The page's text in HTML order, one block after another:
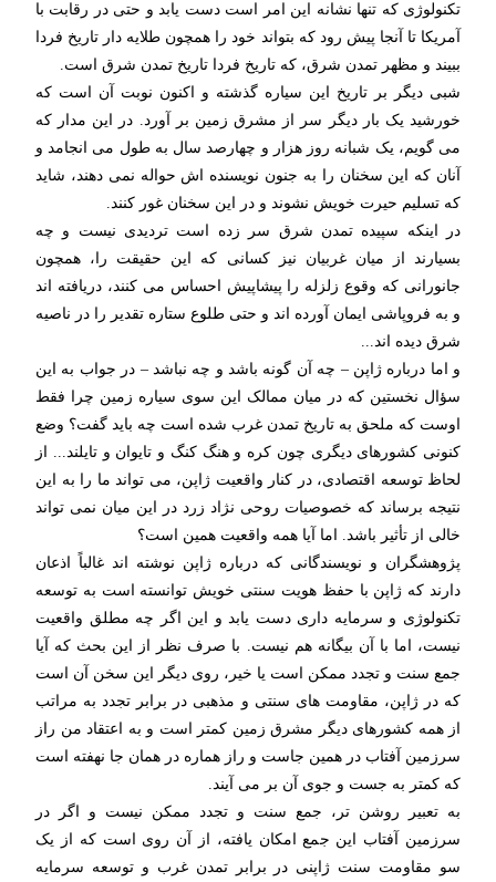
تکنولوژی که تنها نشانه این امر است دست یابد و حتی در رقابت با
آمریکا تا آنجا پیش رود که بتواند خود را همچون طلایه دار تاریخ فردا
ببیند و مظهر تمدن شرق، که تاریخ فردا تاریخ تمدن شرق است.
شبی دیگر بر تاریخ این سیاره گذشته و اکنون نوبت آن است که
خورشید یک بار دیگر سر از مشرق زمین بر آورد. در این مدار که
می گویم، یک شبانه روز هزار و چهارصد سال به طول می انجامد و
آنان که این سخنان را به جنون نویسنده اش حواله نمی دهند، شاید
که تسلیم حیرت خویش نشوند و در این سخنان غور کنند.
در اینکه سپیده تمدن شرق سر زده است تردیدی نیست و چه
بسیارند از میان غربیان نیز کسانی که این حقیقت را، همچون
جانورانی که وقوع زلزله را پیشاپیش احساس می کنند، دریافته اند
و به فروپاشی ایمان آورده اند و حتی طلوع ستاره تقدیر را در ناصیه
شرق دیده اند...
و اما درباره ژاپن – چه آن گونه باشد و چه نباشد – در جواب به این
سؤال نخستین که در میان ممالک این سوی سیاره زمین چرا فقط
اوست که ملحق به تاریخ تمدن غرب شده است چه باید گفت؟ وضع
کنونی کشورهای دیگری چون کره و هنگ کنگ و تایوان و تایلند... از
لحاظ توسعه اقتصادی، در کنار واقعیت ژاپن، می تواند ما را به این
نتیجه برساند که خصوصیات روحی نژاد زرد در این میان نمی تواند
خالی از تأثیر باشد. اما آیا همه واقعیت همین است؟
پژوهشگران و نویسندگانی که درباره ژاپن نوشته اند غالباً اذعان
دارند که ژاپن با حفظ هویت سنتی خویش توانسته است به توسعه
تکنولوژی و سرمایه داری دست یابد و این اگر چه مطلق واقعیت
نیست، اما با آن بیگانه هم نیست. با صرف نظر از این بحث که آیا
جمع سنت و تجدد ممکن است یا خیر، روی دیگر این سخن آن است
که در ژاپن، مقاومت های سنتی و مذهبی در برابر تجدد به مراتب
از همه کشورهای دیگر مشرق زمین کمتر است و به اعتقاد من راز
سرزمین آفتاب در همین جاست و راز هماره در همان جا نهفته است
که کمتر به جست و جوی آن بر می آیند.
به تعبیر روشن تر، جمع سنت و تجدد ممکن نیست و اگر در
سرزمین آفتاب این جمع امکان یافته، از آن روی است که از یک
سو مقاومت سنت ژاپنی در برابر تمدن غرب و توسعه سرمایه